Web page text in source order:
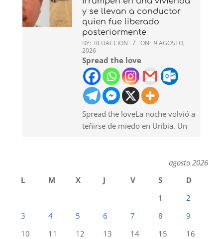
y se llevan a conductor
quien fue liberado
posteriormente
BY: REDACCION ON: 9 AGOSTO,
2026
Spread the love
Spread the loveLa noche volvió a
teñirse de miedo en Uribia. Un
agosto 2026
L
M X J V S
D
1
2
3
4 5 6 7 8
9
10
11 12 13 14 15
16